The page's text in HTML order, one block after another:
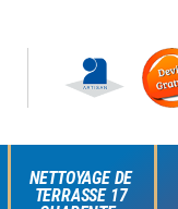
NETTOYAGE DE
TERRASSE 17